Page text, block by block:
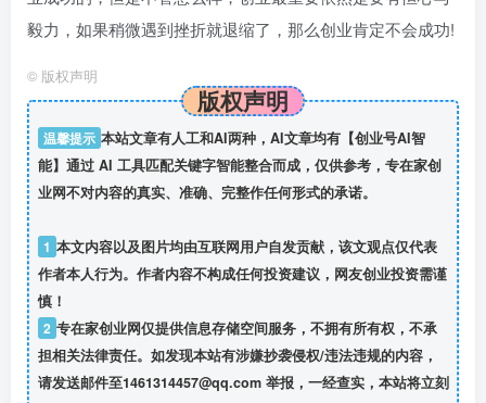
毅力，如果稍微遇到挫折就退缩了，那么创业肯定不会成功!
© 版权声明
版权声明
温馨提示 本站文章有人工和AI两种，AI文章均有【创业号AI智
能】通过 AI 工具匹配关键字智能整合而成，仅供参考，专在家创
业网不对内容的真实、准确、完整作任何形式的承诺。
1 本文内容以及图片均由互联网用户自发贡献，该文观点仅代表
作者本人行为。作者内容不构成任何投资建议，网友创业投资需谨
慎！
2 专在家创业网仅提供信息存储空间服务，不拥有所有权，不承
担相关法律责任。如发现本站有涉嫌抄袭侵权/违法违规的内容，
请发送邮件至1461314457@qq.com 举报，一经查实，本站将立刻